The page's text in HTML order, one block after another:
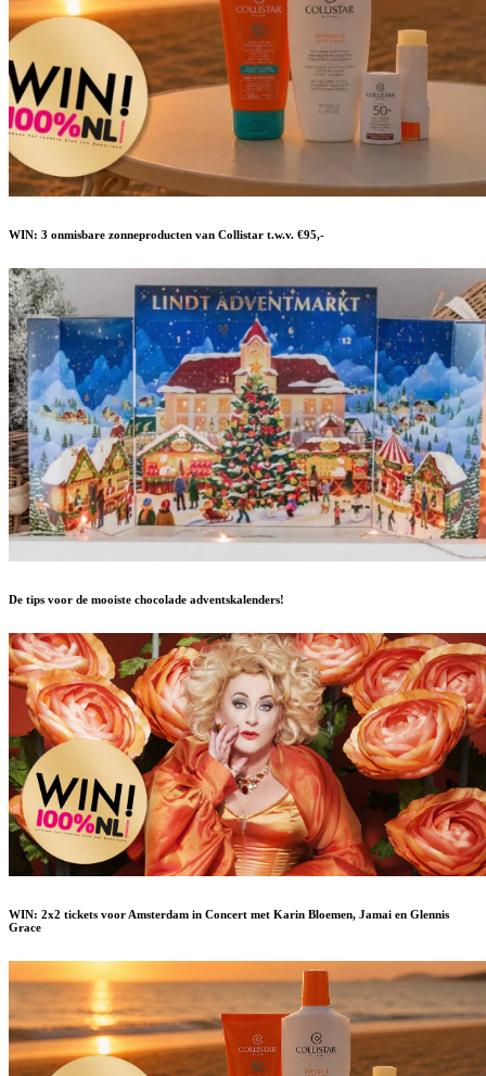
WIN: 3 onmisbare zonneproducten van Collistar t.w.v. €95,-
De tips voor de mooiste chocolade adventskalenders!
WIN: 2x2 tickets voor Amsterdam in Concert met Karin Bloemen, Jamai en Glennis
Grace